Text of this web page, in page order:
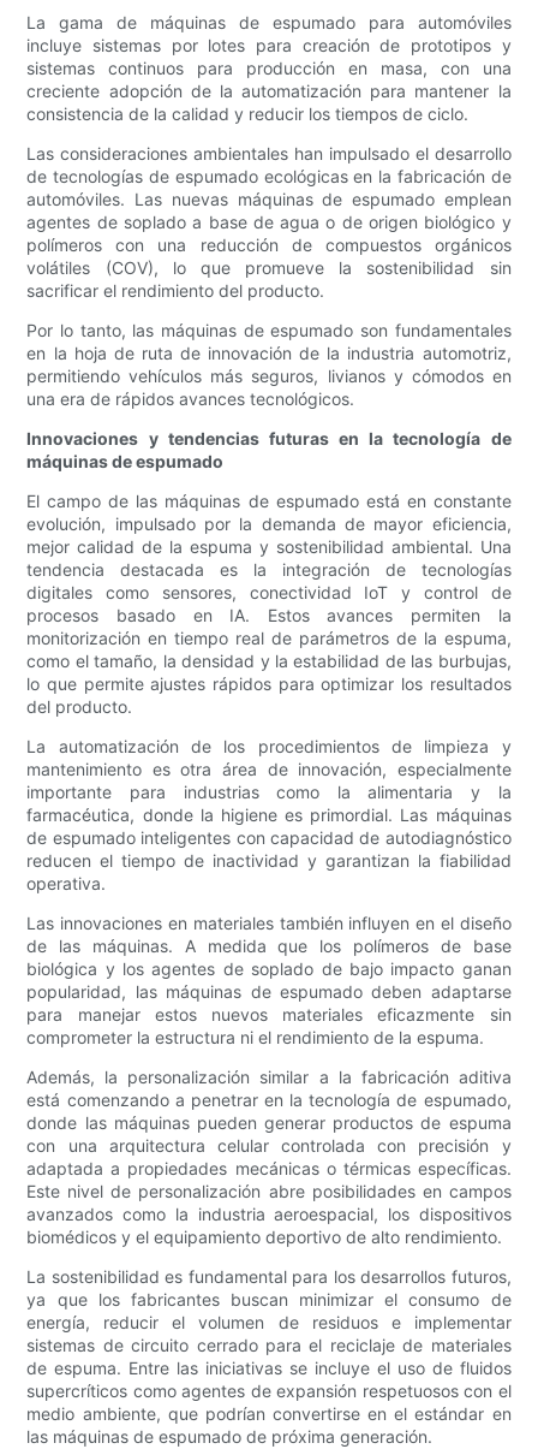
La gama de máquinas de espumado para automóviles
incluye sistemas por lotes para creación de prototipos y
sistemas continuos para producción en masa, con una
creciente adopción de la automatización para mantener la
consistencia de la calidad y reducir los tiempos de ciclo.
Las consideraciones ambientales han impulsado el desarrollo
de tecnologías de espumado ecológicas en la fabricación de
automóviles. Las nuevas máquinas de espumado emplean
agentes de soplado a base de agua o de origen biológico y
polímeros con una reducción de compuestos orgánicos
volátiles (COV), lo que promueve la sostenibilidad sin
sacrificar el rendimiento del producto.
Por lo tanto, las máquinas de espumado son fundamentales
en la hoja de ruta de innovación de la industria automotriz,
permitiendo vehículos más seguros, livianos y cómodos en
una era de rápidos avances tecnológicos.
Innovaciones y tendencias futuras en la tecnología de
máquinas de espumado
El campo de las máquinas de espumado está en constante
evolución, impulsado por la demanda de mayor eficiencia,
mejor calidad de la espuma y sostenibilidad ambiental. Una
tendencia destacada es la integración de tecnologías
digitales como sensores, conectividad IoT y control de
procesos basado en IA. Estos avances permiten la
monitorización en tiempo real de parámetros de la espuma,
como el tamaño, la densidad y la estabilidad de las burbujas,
lo que permite ajustes rápidos para optimizar los resultados
del producto.
La automatización de los procedimientos de limpieza y
mantenimiento es otra área de innovación, especialmente
importante para industrias como la alimentaria y la
farmacéutica, donde la higiene es primordial. Las máquinas
de espumado inteligentes con capacidad de autodiagnóstico
reducen el tiempo de inactividad y garantizan la fiabilidad
operativa.
Las innovaciones en materiales también influyen en el diseño
de las máquinas. A medida que los polímeros de base
biológica y los agentes de soplado de bajo impacto ganan
popularidad, las máquinas de espumado deben adaptarse
para manejar estos nuevos materiales eficazmente sin
comprometer la estructura ni el rendimiento de la espuma.
Además, la personalización similar a la fabricación aditiva
está comenzando a penetrar en la tecnología de espumado,
donde las máquinas pueden generar productos de espuma
con una arquitectura celular controlada con precisión y
adaptada a propiedades mecánicas o térmicas específicas.
Este nivel de personalización abre posibilidades en campos
avanzados como la industria aeroespacial, los dispositivos
biomédicos y el equipamiento deportivo de alto rendimiento.
La sostenibilidad es fundamental para los desarrollos futuros,
ya que los fabricantes buscan minimizar el consumo de
energía, reducir el volumen de residuos e implementar
sistemas de circuito cerrado para el reciclaje de materiales
de espuma. Entre las iniciativas se incluye el uso de fluidos
supercríticos como agentes de expansión respetuosos con el
medio ambiente, que podrían convertirse en el estándar en
las máquinas de espumado de próxima generación.